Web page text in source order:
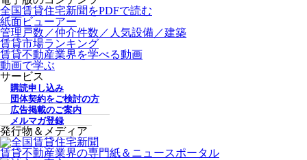
全国賃貸住宅新聞をPDFで読む
紙面ビューアー
管理戸数／仲介件数／人気設備／建築
賃貸市場ランキング
賃貸不動産業界を学べる動画
動画で学ぶ
サービス
購読申し込み
団体契約をご検討の方
広告掲載のご案内
メルマガ登録
発行物＆メディア
賃貸不動産業界の専門紙＆ニュースポータル